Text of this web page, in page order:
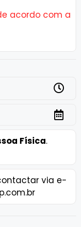
acordo com a
Física.
via e-